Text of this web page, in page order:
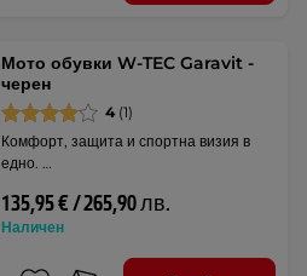
Мото обувки W-TEC Garavit -
черен
4 (1)
Комфорт, защита и спортна визия в
едно. …
135,95 € / 265,90 лв.
Наличен